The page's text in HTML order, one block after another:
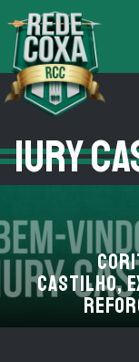
IURY
Castilho,